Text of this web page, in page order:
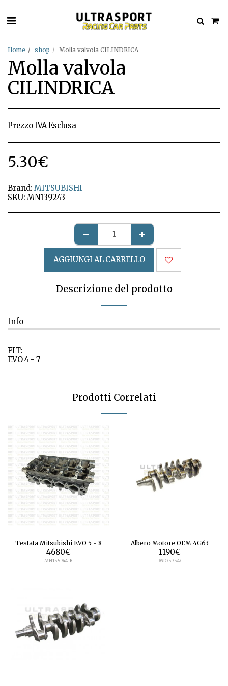
Home shop Molla valvola CILINDRICA
Molla valvola
CILINDRICA
Prezzo IVA Esclusa
5.30€
Brand: MITSUBISHI
SKU: MN139243
AGGIUNGI AL CARRELLO
Descrizione del prodotto
Info
FIT:
EVO 4 - 7
Prodotti Correlati
Testata Mitsubishi EVO 5 - 8
4680€
MN155744-R
Albero Motore OEM 4G63
1190€
MD357543